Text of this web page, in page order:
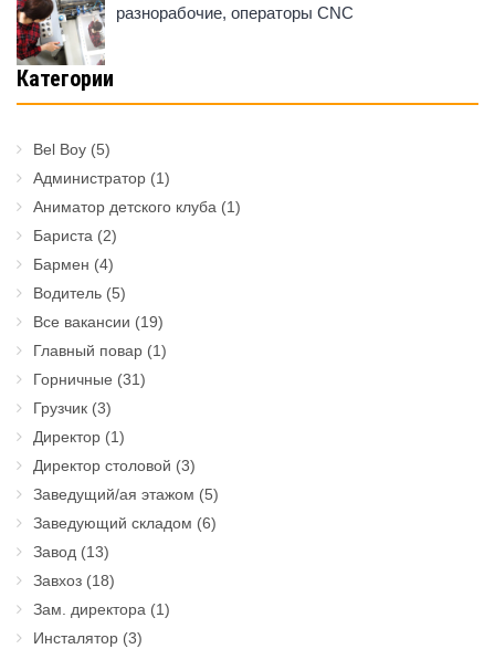
разнорабочие, операторы CNC
Категории
Bel Boy (5)
Администратор (1)
Аниматор детского клуба (1)
Бариста (2)
Бармен (4)
Водитель (5)
Все вакансии (19)
Главный повар (1)
Горничные (31)
Грузчик (3)
Директор (1)
Директор столовой (3)
Заведущий/ая этажом (5)
Заведующий складом (6)
Завод (13)
Завхоз (18)
Зам. директора (1)
Инсталятор (3)